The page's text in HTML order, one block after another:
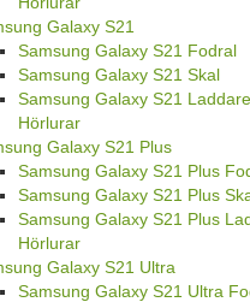
Galaxy S21
Samsung Galaxy S21 Fodral
Samsung Galaxy S21 Skal
Samsung Galaxy S21
Hörlurar
Galaxy S21 Plus
Samsung Galaxy S21 Plus
Samsung Galaxy S21 Plus
Samsung Galaxy S21 Plus
Hörlurar
Galaxy S21 Ultra
Samsung Galaxy S21 Ultra